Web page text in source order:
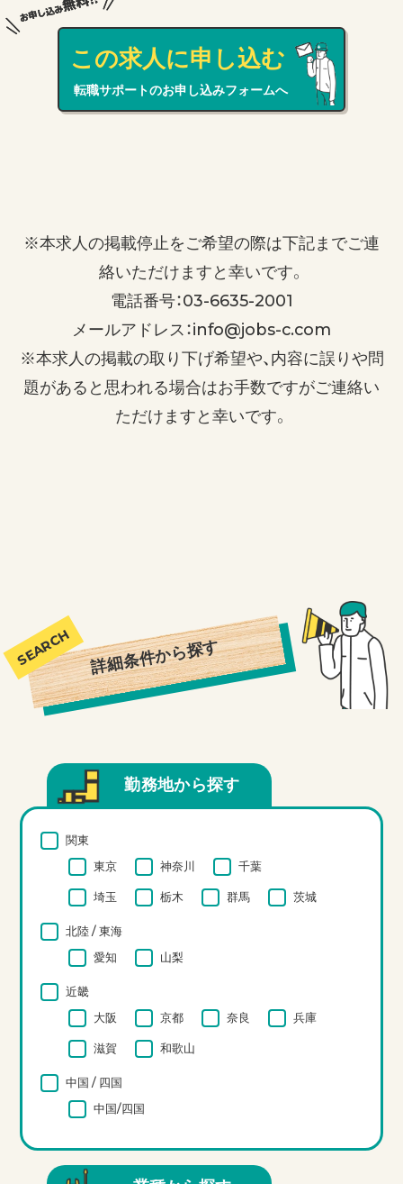
この求人に申し込む
転職サポートのお申し込みフォームへ
※本求人の掲載停止をご希望の際は下記までご連
絡いただけますと幸いです。
電話番号：03-6635-2001
メールアドレス：info@jobs-c.com
※本求人の掲載の取り下げ希望や、内容に誤りや問
題があると思われる場合はお手数ですがご連絡い
ただけますと幸いです。
詳細条件から探す
勤務地から探す
関東
東京
神奈川 千葉
埼玉 栃木 群馬 茨城
北陸 / 東海
愛知
山梨
近畿
大阪
京都 奈良 兵庫
滋賀 和歌山
中国 / 四国
中国/四国